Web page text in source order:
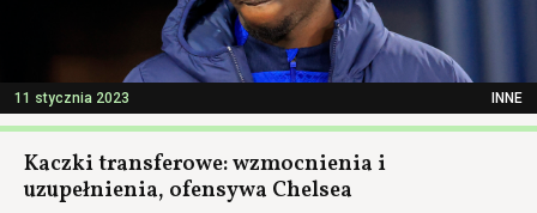
11 stycznia 2023 INNE
Kaczki transferowe: wzmocnienia i
uzupełnienia, ofensywa Chelsea